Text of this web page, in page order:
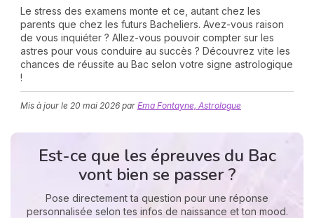
Le stress des examens monte et ce, autant chez les
parents que chez les futurs Bacheliers. Avez-vous raison
de vous inquiéter ? Allez-vous pouvoir compter sur les
astres pour vous conduire au succès ? Découvrez vite les
chances de réussite au Bac selon votre signe astrologique
!
Mis à jour le 20 mai 2026 par Ema Fontayne, Astrologue
Est-ce que les épreuves du Bac
vont bien se passer ?
Pose directement ta question pour une réponse
personnalisée selon tes infos de naissance et ton mood.